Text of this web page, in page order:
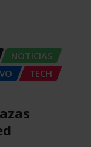
NOTICIAS
TECH